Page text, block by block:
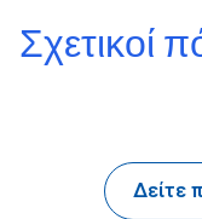
Σχετικοί
Δείτε